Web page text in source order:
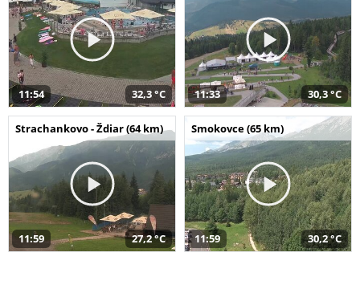
11:54 32,3 °C 11:33 30,3 °C
Strachankovo - Ždiar (64 km)
11:59 27,2 °C
Smokovce (65 km)
11:59 30,2 °C